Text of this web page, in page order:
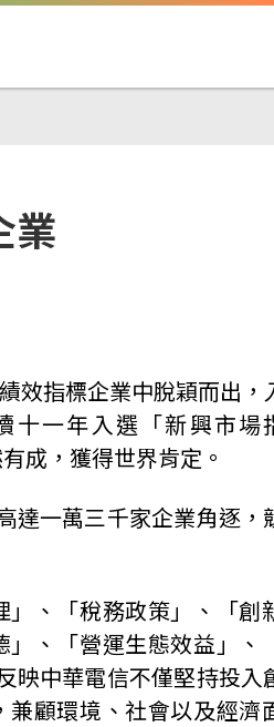
業
效指標企業中脫穎而出，
十一年入選「新興市場
成，獲得世界肯定。
達一萬三千家企業角逐，
、「稅務政策」、「創
」、「營運生態效益」、
映中華電信不僅堅持投入
顧環境、社會以及經濟